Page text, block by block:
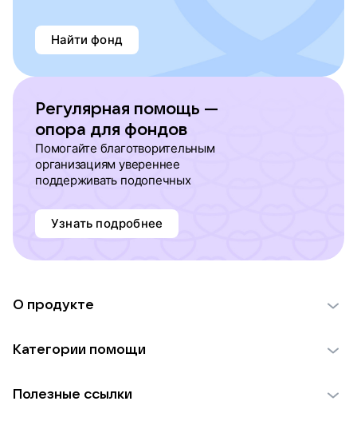
Найти фонд
Регулярная помощь —
опора для фондов
Помогайте благотворительным
организациям увереннее
поддерживать подопечных
Узнать подробнее
О продукте
Использование материалов
Категории помощи
Полезные ссылки